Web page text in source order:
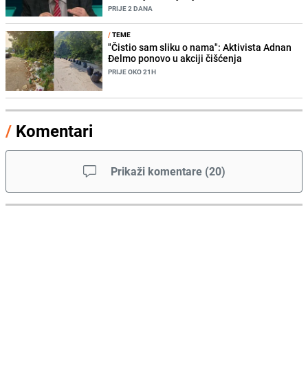
PRIJE 2 DANA
/TEME
"Čistio sam sliku o nama": Aktivista Adnan
Đelmo ponovo u akciji čišćenja
PRIJE OKO 21H
/ Komentari
Prikaži komentare (20)